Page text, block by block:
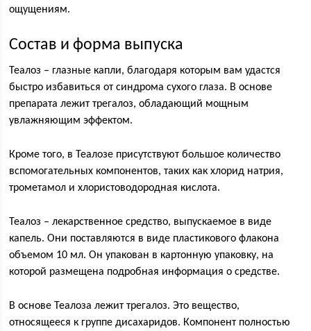
ощущениям.
Состав и форма выпуска
Теалоз – глазные капли, благодаря которым вам удастся
быстро избавиться от синдрома сухого глаза. В основе
препарата лежит трегалоз, обладающий мощным
увлажняющим эффектом.
Кроме того, в Теалозе присутствуют большое количество
вспомогательных компонентов, таких как хлорид натрия,
трометамол и хлористоводородная кислота.
Теалоз – лекарственное средство, выпускаемое в виде
капель. Они поставляются в виде пластикового флакона
объемом 10 мл. Он упакован в картонную упаковку, на
которой размещена подробная информация о средстве.
В основе Теалоза лежит трегалоз. Это вещество,
относящееся к группе дисахаридов. Компонент полностью